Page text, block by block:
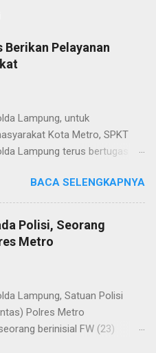
Berikan Pelayanan
Lampung, untuk
Kota Metro, SPKT
Lampung terus bertugas
pelayanan SKCK dan
sidik jari secara terpadu
Senin (06/01/2025) Dalam
prima kepolisian, SPKT
S.IK, M.IK mengatakan
akan terus berusaha
yang terbaik kepada
BACA SELENGKAPNYA
Polisi, Seorang
Metro
Lampung, Satuan Polisi
Polres Metro
berinisial FW (23)